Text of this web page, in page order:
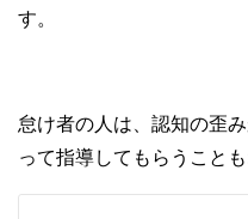
す。
怠け者の人は、認知の歪
って指導してもらうことも